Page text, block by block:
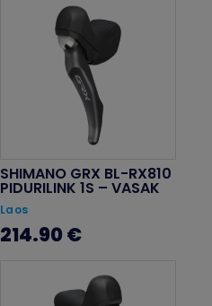
SHIMANO GRX BL-RX810
PIDURILINK 1S – VASAK
Laos
214.90 €